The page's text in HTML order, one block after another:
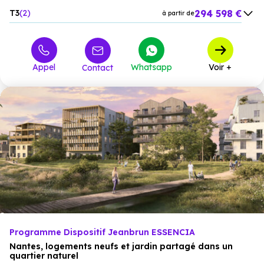
T3 2 à partir de294 598 €
Appel Contact Whatsapp Voir +
Programme Dispositif Jeanbrun ESSENCIA
Nantes, logements neufs et jardin partagé dans un
quartier naturel